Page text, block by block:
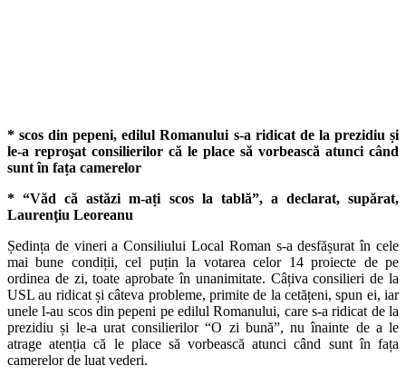
* scos din pepeni, edilul Romanului s-a ridicat de la prezidiu și
le-a reproşat consilierilor că le place să vorbească atunci când
sunt în fața camerelor
* “Văd că astăzi m-ați scos la tablă”, a declarat, supărat,
Laurenţiu Leoreanu
Ședința de vineri a Consiliului Local Roman s-a desfășurat în cele
mai bune condiții, cel puțin la votarea celor 14 proiecte de pe
ordinea de zi, toate aprobate în unanimitate. Câțiva consilieri de la
USL au ridicat și câteva probleme, primite de la cetățeni, spun ei, iar
unele l-au scos din pepeni pe edilul Romanului, care s-a ridicat de la
prezidiu și le-a urat consilierilor “O zi bună”, nu înainte de a le
atrage atenția că le place să vorbească atunci când sunt în fața
camerelor de luat vederi.